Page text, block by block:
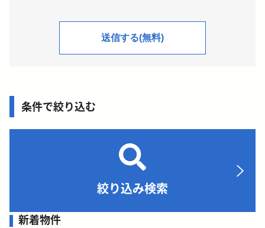
条件で絞り込む
絞り込み検索
新着物件